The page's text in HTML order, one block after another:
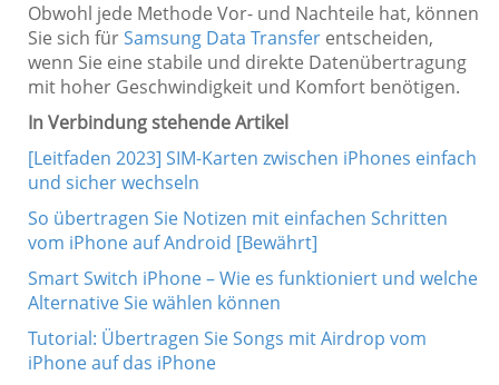
Obwohl jede Methode Vor- und Nachteile hat, können
Sie sich fürSamsung Data Transfer entscheiden,
wenn Sie eine stabile und direkte Datenübertragung
mit hoher Geschwindigkeit und Komfort benötigen.
In Verbindung stehende Artikel
[Leitfaden 2023] SIM-Karten zwischen iPhones einfach
und sicher wechseln
So übertragen Sie Notizen mit einfachen Schritten
vom iPhone auf Android [Bewährt]
Smart Switch iPhone – Wie es funktioniert und welche
Alternative Sie wählen können
Tutorial: Übertragen Sie Songs mit Airdrop vom
iPhone auf das iPhone